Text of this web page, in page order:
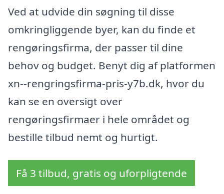
Ved at udvide din søgning til disse
omkringliggende byer, kan du finde et
rengøringsfirma, der passer til dine
behov og budget. Benyt dig af platformen
xn--rengringsfirma-pris-y7b.dk, hvor du
kan se en oversigt over
rengøringsfirmaer i hele området og
bestille tilbud nemt og hurtigt.
Få 3 tilbud, gratis og uforpligtende